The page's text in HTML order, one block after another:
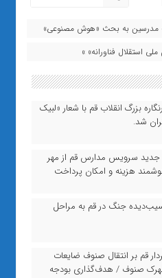
مدرسین به بحث «هوش مصنوعی»
استقلال فناورانه» »
بزرگ انقلاب قم با شعار «لبیک
شد.
جدید سرویس مدارس قم از مهر
هوشمند هزینه و امکان پرداخت
جنگ در قم به مراحل
قم بر انتقال صنوف ضایعات
صنوف / هدف‌گذاری بودجه